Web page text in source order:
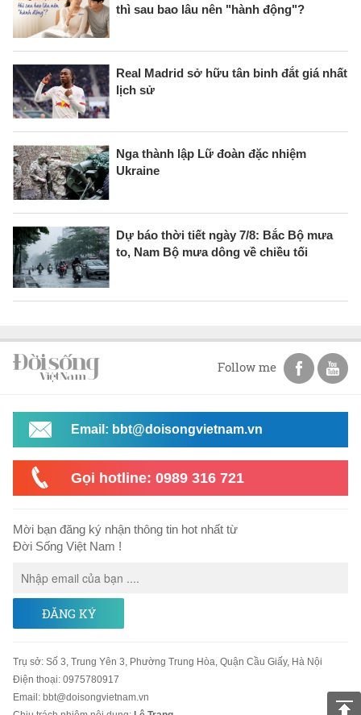
thì sau bao lâu nên "hành động"?
Real Madrid sở hữu tân binh đắt giá nhất
lịch sử
Nga thành lập Lữ đoàn đặc nhiệm
Ukraine
Dự báo thời tiết ngày 7/8: Bắc Bộ mưa
to, Nam Bộ mưa dông về chiều tối
Follow me
Email: bbt@doisongvietnam.vn
Gọi hotline: 0989 316 721
Mời bạn đăng ký nhận thông tin hot nhất từ
Đời Sống Việt Nam !
ĐĂNG KÝ
Trụ sở: Số 3, Trung Yên 3, Phường Trung Hòa, Quận Cầu Giấy, Hà Nội
Điện thoại: 0975780917
Email: bbt@doisongvietnam.vn